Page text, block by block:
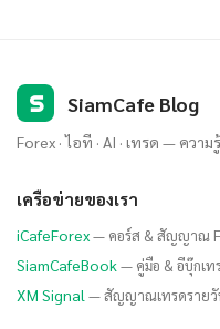
S SiamCafe Blog
Forex · ไอที · AI · เทรด — คว
เครือข่ายของเรา
iCafeForex— คอร์ส & สัญญาณ
SiamCafeBook— คู่มือ & อีบุ๊กเท
XM Signal — สัญญาณเทรดราย